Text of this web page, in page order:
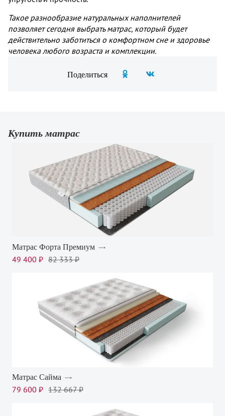
Такое разнообразие натуральных наполнителей
позволяет сегодня выбрать матрас, который будет
действительно заботиться о комфортном сне и здоровье
человека любого возраста и комплекции.
Поделиться
Купить матрас
Матрас Форта Премиум
49 400 ₽ 82 333 ₽
Матрас Сайма
79 600 ₽ 132 667 ₽